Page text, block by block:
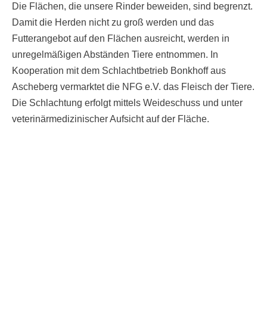
Die Flächen, die unsere Rinder beweiden, sind begrenzt.
Damit die Herden nicht zu groß werden und das
Futterangebot auf den Flächen ausreicht, werden in
unregelmäßigen Abständen Tiere entnommen. In
Kooperation mit dem Schlachtbetrieb Bonkhoff aus
Ascheberg vermarktet die NFG e.V. das Fleisch der Tiere.
Die Schlachtung erfolgt mittels Weideschuss und unter
veterinärmedizinischer Aufsicht auf der Fläche.